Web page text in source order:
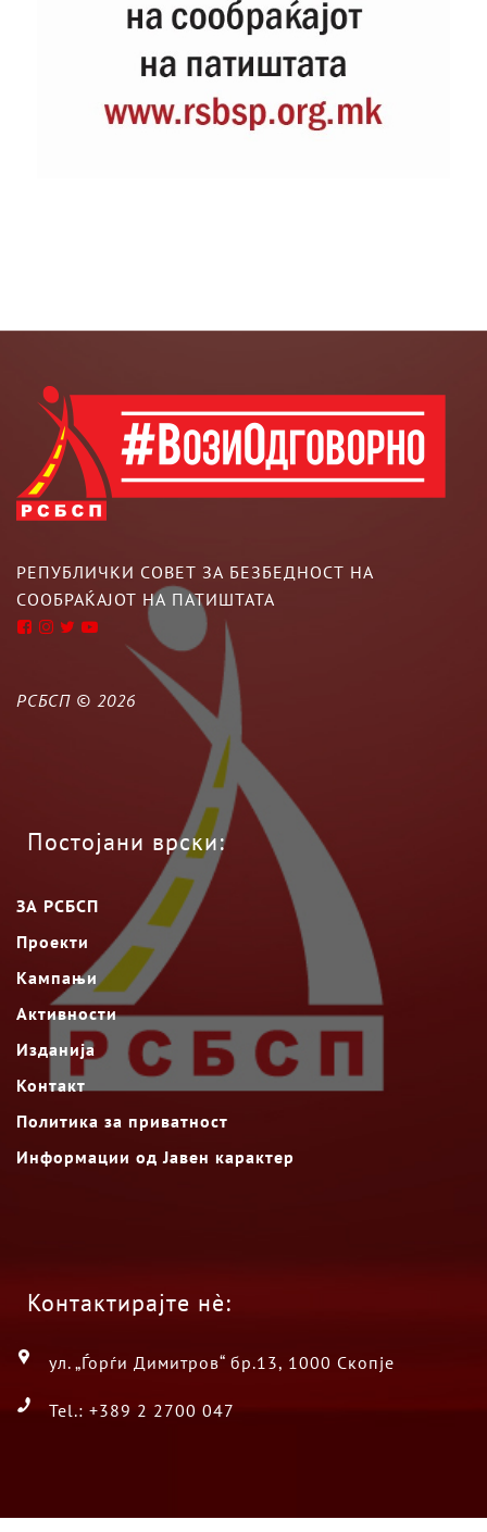
РЕПУБЛИЧКИ СОВЕТ ЗА БЕЗБЕДНОСТ НА
СООБРАЌАЈОТ НА ПАТИШТАТА
РСБСП © 2026
Постојани врски:
ЗА РСБСП
Проекти
Кампањи
Активности
Изданија
Контакт
Политика за приватност
Информации од Јавен карактер
Контактирајте нè:
ул. „Ѓорѓи Димитров“ бр.13, 1000 Скопје
Tel.: +389 2 2700 047